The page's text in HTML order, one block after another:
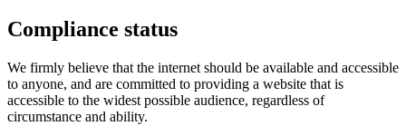
Compliance status
We firmly believe that the internet should be available and accessible
to anyone, and are committed to providing a website that is
accessible to the widest possible audience, regardless of
circumstance and ability.